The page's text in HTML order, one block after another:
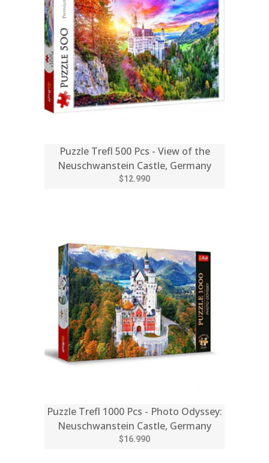
Puzzle Trefl 500 Pcs - View of the
Neuschwanstein Castle, Germany
$12.990
Puzzle Trefl 1000 Pcs - Photo Odyssey:
Neuschwanstein Castle, Germany
$16.990